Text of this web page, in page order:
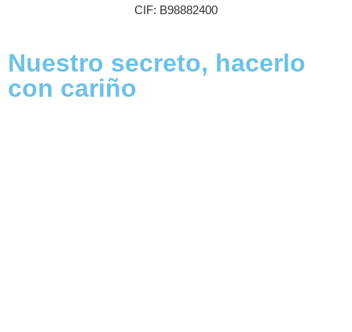
CIF: B98882400
Nuestro secreto, hacerlo
con cariño